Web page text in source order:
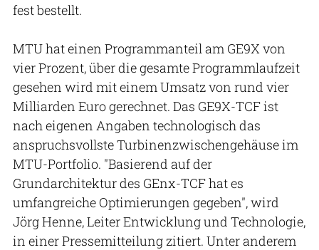
fest bestellt.
MTU hat einen Programmanteil am GE9X von
vier Prozent, über die gesamte Programmlaufzeit
gesehen wird mit einem Umsatz von rund vier
Milliarden Euro gerechnet. Das GE9X-TCF ist
nach eigenen Angaben technologisch das
anspruchsvollste Turbinenzwischengehäuse im
MTU-Portfolio. "Basierend auf der
Grundarchitektur des GEnx-TCF hat es
umfangreiche Optimierungen gegeben", wird
Jörg Henne, Leiter Entwicklung und Technologie,
in einer Pressemitteilung zitiert. Unter anderem